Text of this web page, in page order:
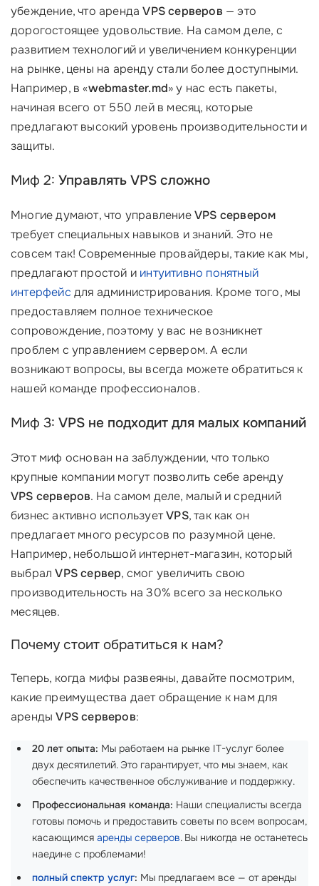
убеждение, что арендаVPS серверов — это
дорогостоящее удовольствие. На самом деле, с
развитием технологий и увеличением конкуренции
на рынке, цены на аренду стали более доступными.
Например, в «webmaster.md» у нас есть пакеты,
начиная всего от 550 лей в месяц, которые
предлагают высокий уровень производительности и
защиты.
Миф 2: Управлять VPS сложно
Многие думают, что управлениеVPS сервером
требует специальных навыков и знаний. Это не
совсем так! Современные провайдеры, такие как мы,
предлагают простой и интуитивно понятный
интерфейс для администрирования. Кроме того, мы
предоставляем полное техническое
сопровождение, поэтому у вас не возникнет
проблем с управлением сервером. А если
возникают вопросы, вы всегда можете обратиться к
нашей команде профессионалов.
Миф 3: VPS не подходит для малых компаний
Этот миф основан на заблуждении, что только
крупные компании могут позволить себе аренду
VPS серверов. На самом деле, малый и средний
бизнес активно используетVPS, так как он
предлагает много ресурсов по разумной цене.
Например, небольшой интернет-магазин, который
выбралVPS сервер, смог увеличить свою
производительность на 30% всего за несколько
месяцев.
Почему стоит обратиться к нам?
Теперь, когда мифы развеяны, давайте посмотрим,
какие преимущества дает обращение к нам для
арендыVPS серверов:
20 лет опыта: Мы работаем на рынке IT-услуг более
двух десятилетий. Это гарантирует, что мы знаем, как
обеспечить качественное обслуживание и поддержку.
Профессиональная команда: Наши специалисты всегда
готовы помочь и предоставить советы по всем вопросам,
касающимся аренды серверов. Вы никогда не останетесь
наедине с проблемами!
полный спектр услуг: Мы предлагаем все — от аренды